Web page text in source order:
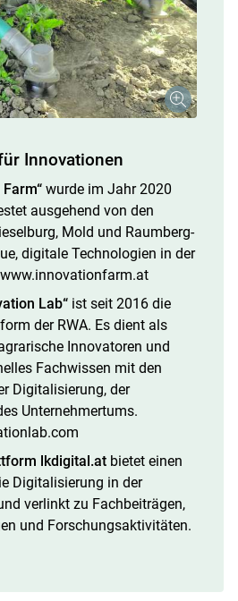
Innovationen
wurde im Jahr 2020
ausgehend von den
Mold und Raumberg-
digitale Technologien in der
Lab“ist seit 2016 die
der RWA. Es dient als
Innovatoren und
Fachwissen mit den
Digitalisierung, der
Unternehmertums.
lkdigital.atbietet einen
Digitalisierung in der
verlinkt zu Fachbeiträgen,
und Forschungsaktivitäten.